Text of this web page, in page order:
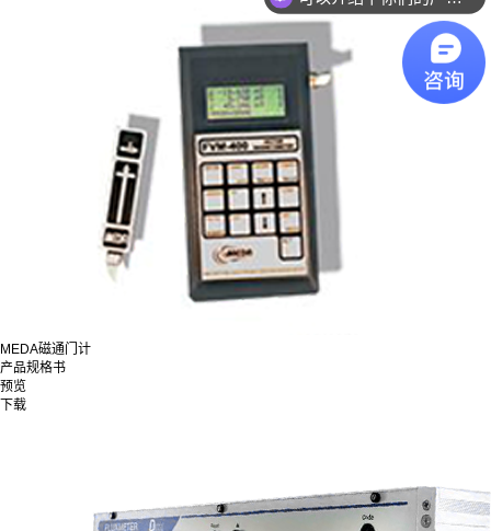
MEDA磁通门计
产品规格书
预览
下载